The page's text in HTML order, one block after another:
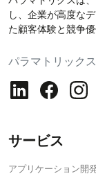
し、企業が高度な
た顧客体験と競争
パラマトリック
サービス
アプリケーション開